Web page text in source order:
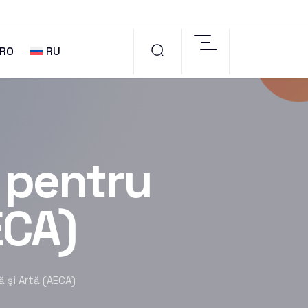
RU
şi Artă (AECA)